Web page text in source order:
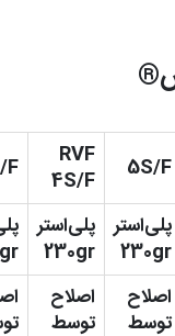
5S/F
RVF
4S/F
F
پلیاستر
230gr
پلیاستر
230gr
اصلاح
توسط
اصلاح
توسط